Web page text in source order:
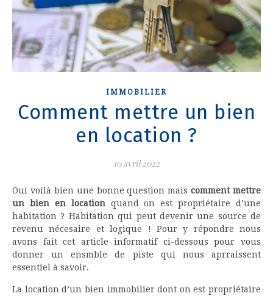
IMMOBILIER
Comment mettre un bien
en location ?
10 avril 2022
Oui voilà bien une bonne question maiscomment mettre
un bien en locationquand on est propriétaire d’une
habitation ? Habitation qui peut devenir une source de
revenu nécesaire et logique ! Pour y répondre nous
avons fait cet article informatif ci-dessous pour vous
donner un ensmble de piste qui nous aprraissent
essentiel à savoir.
La location d’un bien immobilier dont on est propriétaire